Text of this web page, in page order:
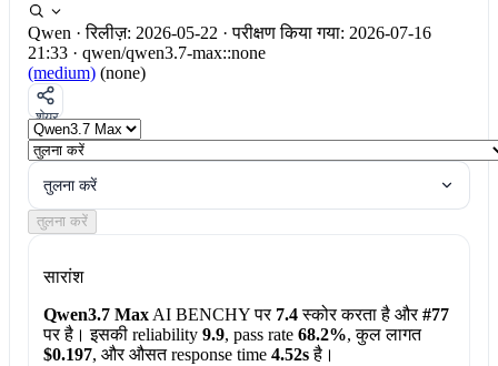
Qwen · रिलीज़: 2026-05-22 · परीक्षण किया गया: 2026-07-16
21:33 · qwen/qwen3.7-max::none
(medium) (none)
शेयर
तुलना करें
तुलना करें
सारांश
Qwen3.7 MaxAI BENCHY पर 7.4स्कोर करता है और#77
पर है। इसकी reliability 9.9, pass rate 68.2%, कुल लागत
$0.197, और औसत response time 4.52sहै।